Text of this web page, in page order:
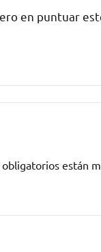
en puntuar
obligatorios están